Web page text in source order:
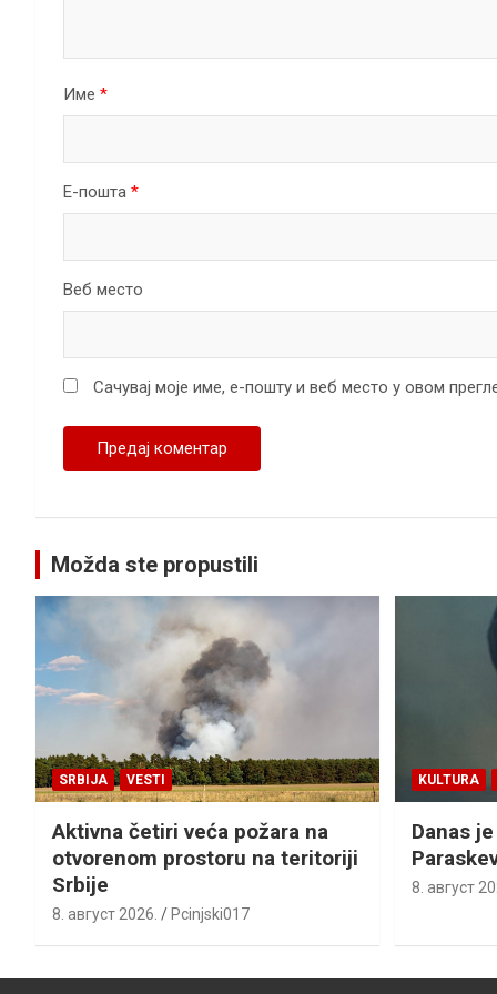
Име *
Е-пошта *
Веб место
Сачувај моје име, е-пошту и веб место у овом
Možda ste propustili
SRBIJA VESTI
Aktivna četiri veća požara na
otvorenom prostoru na teritoriji
Srbije
8. август 2026. Pcinjski017
KULTURA
Danas
8. август